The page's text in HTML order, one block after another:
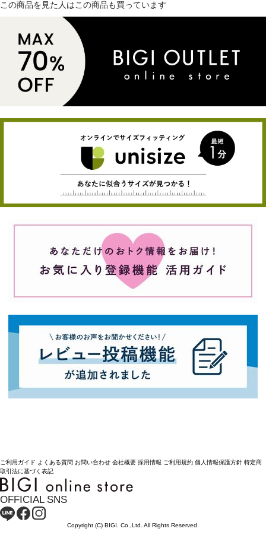
この商品を見た人はこの商品も買っています
ご利用ガイド よくある質問 お問い合わせ 会社概要 採用情報 ご利用規約 個人情報保護方針 特定商
取引法に基づく表記
OFFICIAL SNS
Copyright (C) BIGI. Co.,Ltd. All Rights Reserved.